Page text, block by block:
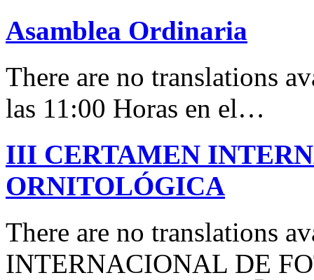
Asamblea Ordinaria
There are no translations
las 11:00 Horas en el…
III CERTAMEN
ORNITOLÓGICA
There are no translations
INTERNACIONAL DE